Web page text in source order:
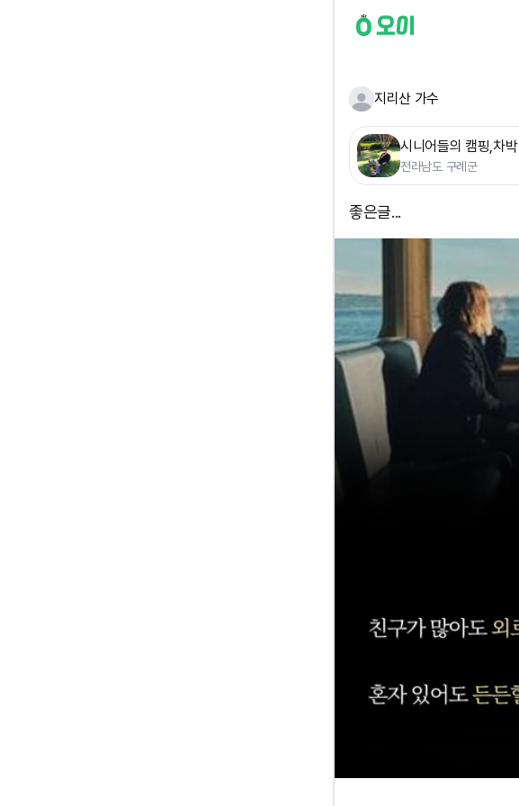
지리산 가수
시니어들의 캠핑,차박
전라남도 구례군
좋은글...